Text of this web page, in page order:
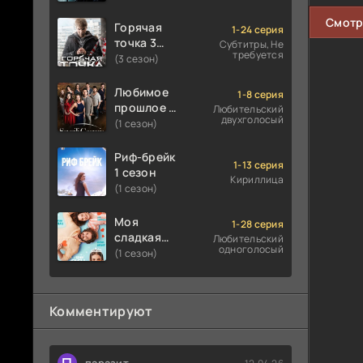
Горячая
точка 3
сезон
(3 сезон)
1-24 серия
Субтитры, Не
требуется
Любимое
прошлое 1
сезон
(1 сезон)
1-8 серия
Любительский
двухголосый
Риф-брейк
1 сезон
(1 сезон)
1-13 серия
Кириллица
Моя
сладкая
ложь 1
(1 сезон)
1-28 серия
Любительский
одноголосый
Комментируют